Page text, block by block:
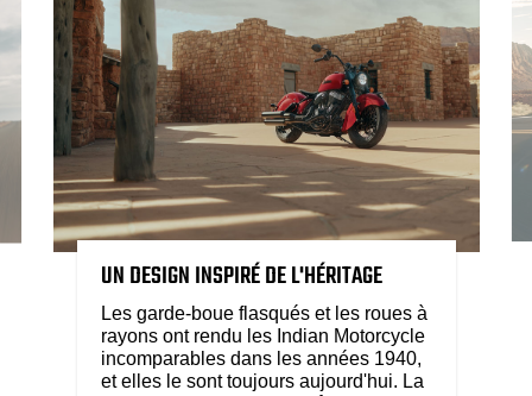
UN DESIGN INSPIRÉ DE L'HÉRITAGE
Les garde-boue flasqués et les roues à
rayons ont rendu les Indian Motorcycle
incomparables dans les années 1940,
et elles le sont toujours aujourd'hui. La